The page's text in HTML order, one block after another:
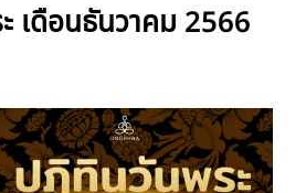
เดือนธันวาคม 2566